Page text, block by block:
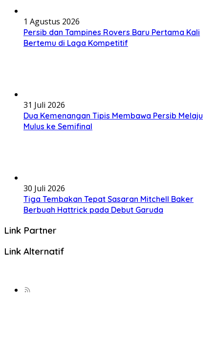
1 Agustus 2026
Persib dan Tampines Rovers Baru Pertama Kali
Bertemu di Laga Kompetitif
31 Juli 2026
Dua Kemenangan Tipis Membawa Persib Melaju
Mulus ke Semifinal
30 Juli 2026
Tiga Tembakan Tepat Sasaran Mitchell Baker
Berbuah Hattrick pada Debut Garuda
Link Partner
Link Alternatif